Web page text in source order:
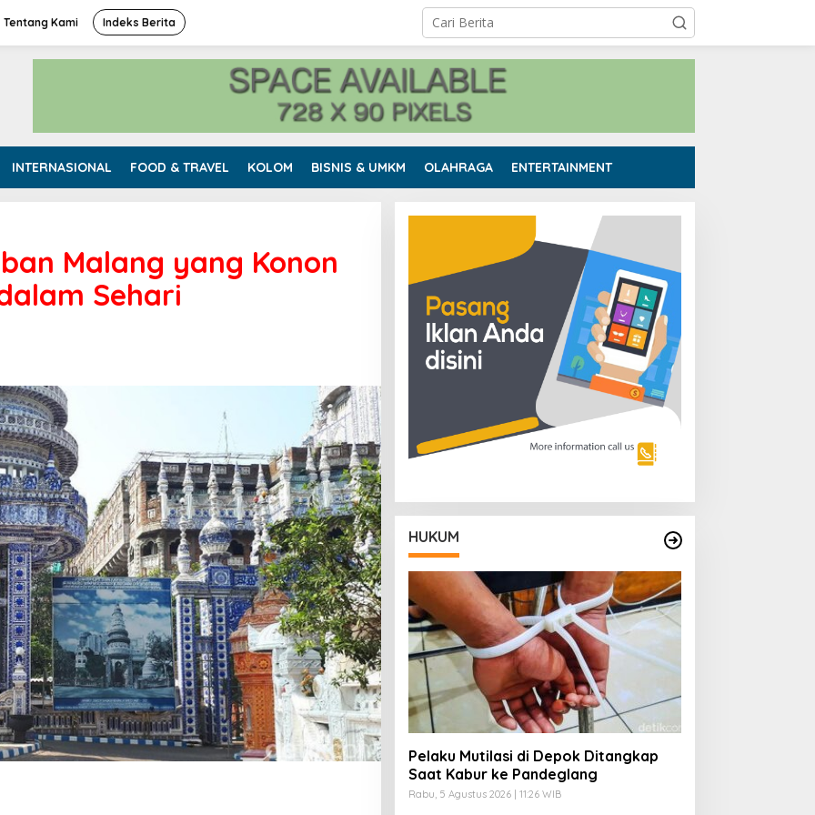
Tentang Kami Indeks Berita
INTERNASIONAL FOOD & TRAVEL KOLOM BISNIS & UMKM OLAHRAGA ENTERTAINMENT
Malang yang Konon
Sehari
HUKUM
Pelaku Mutilasi di Depok Ditangkap
Saat Kabur ke Pandeglang
Rabu, 5 Agustus 2026 | 11:26 WIB